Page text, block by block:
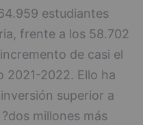
estudiantes
frente a los 58.702
de casi el
2021-2022. Ello ha
superior a
millones más